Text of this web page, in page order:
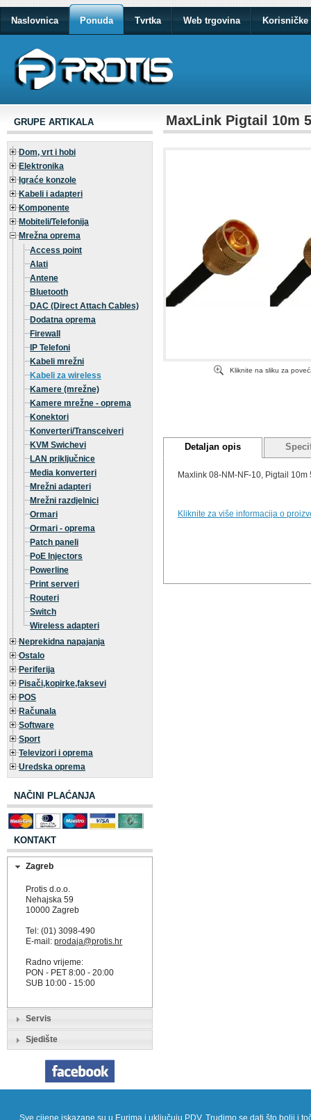
Naslovnica Ponuda Tvrtka Web trgovina Korisničke
GRUPE ARTIKALA
Dom, vrt i hobi
Elektronika
Igraće konzole
Kabeli i adapteri
Komponente
Mobiteli/Telefonija
Mrežna oprema
Access point
Alati
Antene
Bluetooth
DAC (Direct Attach Cables)
Dodatna oprema
Firewall
IP Telefoni
Kabeli mrežni
Kabeli za wireless
Kamere (mrežne)
Kamere mrežne - oprema
Konektori
Konverteri/Transceiveri
KVM Swichevi
LAN priključnice
Media konverteri
Mrežni adapteri
Mrežni razdjelnici
Ormari
Ormari - oprema
Patch paneli
PoE Injectors
Powerline
Print serveri
Routeri
Switch
Wireless adapteri
Neprekidna napajanja
Ostalo
Periferija
Pisači,kopirke,faksevi
POS
Računala
Software
Sport
Televizori i oprema
Uredska oprema
NAČINI PLAĆANJA
KONTAKT
Zagreb
Protis d.o.o.
Nehajska 59
10000 Zagreb
Tel: (01) 3098-490
E-mail:prodaja@protis.hr
Radno vrijeme:
PON - PET 8:00 - 20:00
SUB 10:00 - 15:00
Servis
Sjedište
MaxLink Pigtail 10m
Kliknite na sliku za
Detaljan opis
Maxlink 08-NM-NF-10, Pigtail
Kliknite za više informacija o
Sve cijene iskazane su u Eurima i uključuju PDV. Trudimo se dati što bolji i